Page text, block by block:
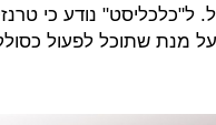
נודע כי
מנת שתוכל לפעול